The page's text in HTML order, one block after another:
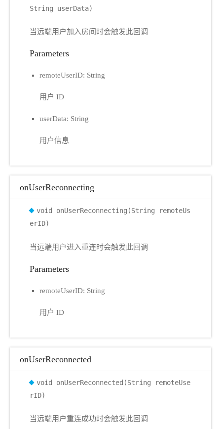
String userData)
当远端用户加入房间时会触发此回调
Parameters
remoteUserID: String
用户 ID
userData: String
用户信息
onUserReconnecting
void onUserReconnecting(String remoteUs
erID)
当远端用户进入重连时会触发此回调
Parameters
remoteUserID: String
用户 ID
onUserReconnected
void onUserReconnected(String remoteUse
rID)
当远端用户重连成功时会触发此回调